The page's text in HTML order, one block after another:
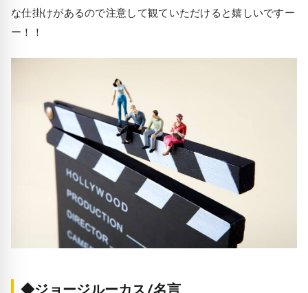
な仕掛けがあるので注意して観ていただけると嬉しいですー
ー！！
◆ジョージルーカス/名言